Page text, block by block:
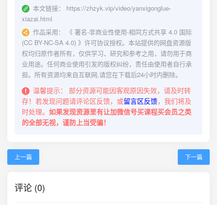
本文链接：
https://zhzyk.vip/video/yanxigonglue-
xiazai.html
作品采用：
《 署名-非商业性使用-相同方式共享 4.0 国际
(CC BY-NC-SA 4.0) 》许可协议授权。本站提供的网盘资源版
权均归原作者所有，仅供学习、研究和参考之用，请勿用于商
业用途。任何商业使用引发的版权纠纷，责任由使用者自行承
担。所有资源均来自互联网,请您在下载后24小时内删除。
温馨提示：
部分资源可能因客观原因失效，请及时转
存！若发现问题请评论区反馈，或留言区反馈，我们将及
时处理。 如果发现资源里有让加微信号买课程买会员之类
的全部无视，谨防上当受骗！
上一篇 下一篇
评论 (0)